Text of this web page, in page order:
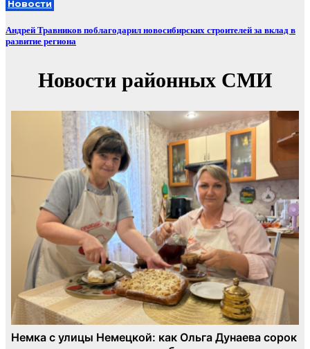
Новости
Андрей Травников поблагодарил новосибирских строителей за вклад в
развитие региона